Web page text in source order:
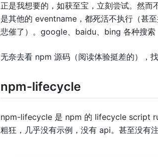
正是我想要的，如获至宝，立刻尝试。然
是其他的 eventname，都死活不执行（甚
悲催了）。google、baidu、bing 各种搜索
无奈去看 npm 源码（阅读体验挺差的），
npm-lifecycle
npm-lifecycle 是 npm 的 lifecycle script
粗狂，几乎没有示例，没有 api。甚至没有注